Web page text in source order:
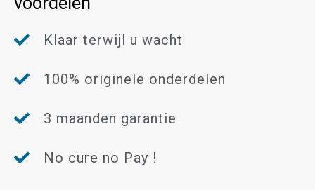
Klaar terwijl u wacht
100% originele onderdelen
3 maanden garantie
No cure no Pay !